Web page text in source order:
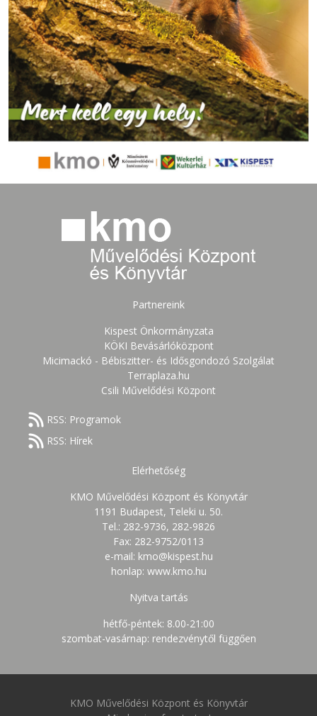
Partnereink
Kispest Önkormányzata
KÖKI Bevásárlóközpont
Micimackó - Bébiszitter- és Idősgondozó Szolgálat
Terraplaza.hu
Csili Művelődési Központ
RSS: Programok
RSS: Hírek
Elérhetőség
KMO Művelődési Központ és Könyvtár
1191 Budapest, Teleki u. 50.
Tel.: 282-9736, 282-9826
Fax: 282-9752/0113
e-mail: kmo@kispest.hu
honlap: www.kmo.hu
Nyitva tartás
hétfő-péntek: 8.00-21:00
szombat-vasárnap: rendezvénytől függően
KMO Művelődési Központ és Könyvtár